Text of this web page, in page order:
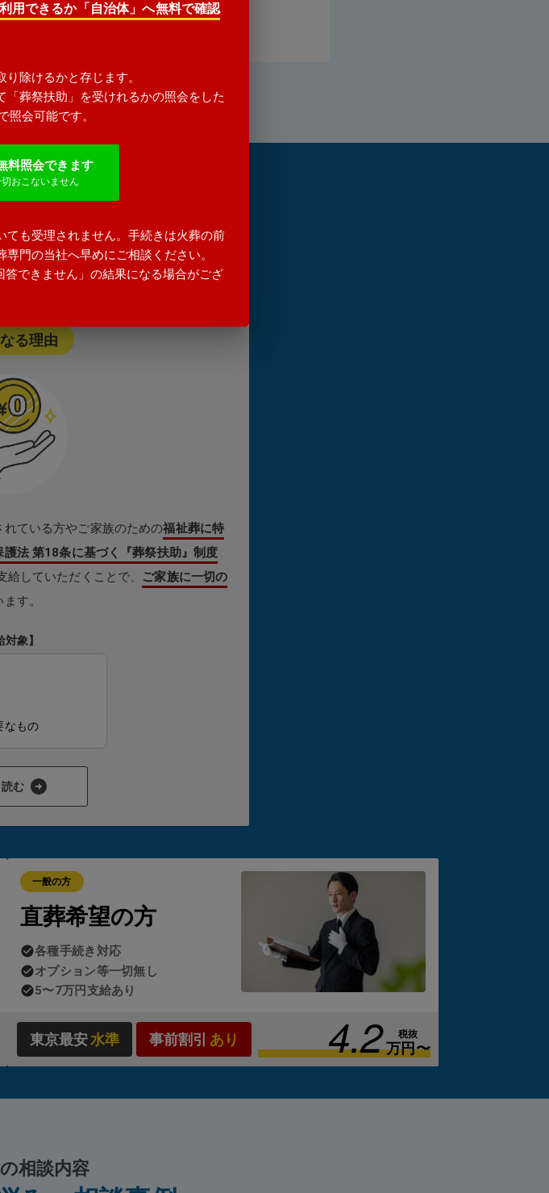
も利用できます
追加料金なし
請求金額です
る理由
ている方やご家族のための福祉葬に特
護法 第18条に基づく『葬祭扶助』制度
していただくことで、 ご家族に一切の
す。
象】
なもの
。
これが「生活保護のお葬式」の
があります。
者であること
こと
ないこと
ため、「生活保護のお葬式」では
む
一般の方
直葬希望の方
各種手続き対応
オプション等一切無し
5〜7万円支給あり
東京最安水準 事前割引 あり 4.2 税抜
万円〜
相談内容
用できるか「自治体」へ無料で確認
除けるかと存じます。
葬祭扶助」を受けれるかの照会をした
会可能です。
料照会できます
おこないません
ても受理されません。手続きは火葬の前
門の当社へ早めにご相談ください。
できません」の結果になる場合がござ